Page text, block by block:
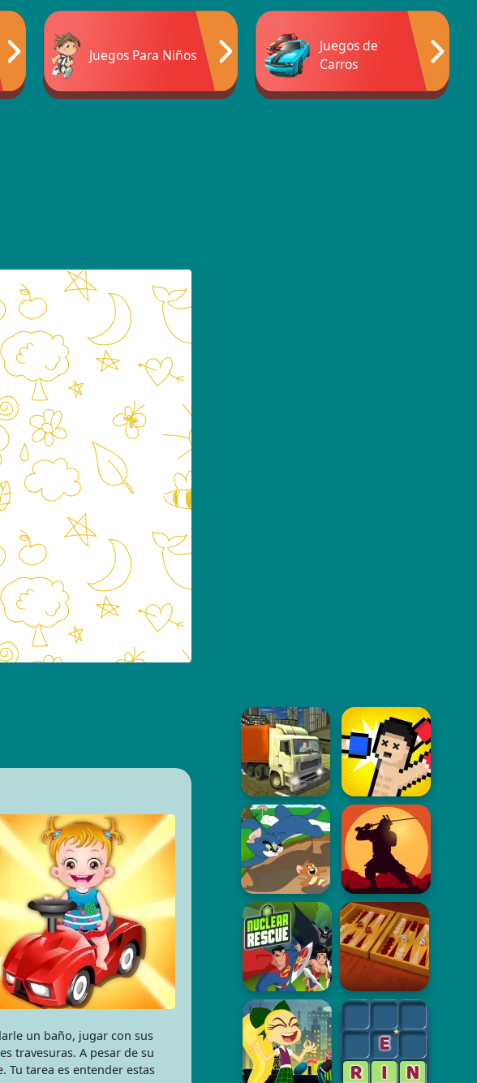
Juegos Para Niños
Juegos de
Carros
un baño, jugar con sus
travesuras. A pesar de su
Tu tarea es entender estas